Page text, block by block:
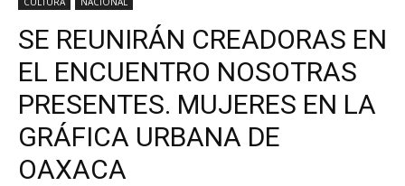
SE REUNIRÁN CREADORAS EN
EL ENCUENTRO NOSOTRAS
PRESENTES. MUJERES EN LA
GRÁFICA URBANA DE
OAXACA